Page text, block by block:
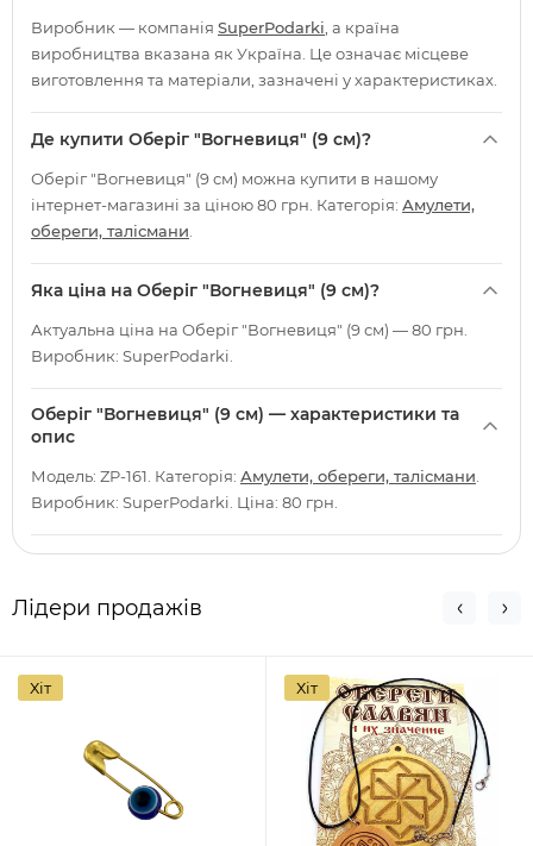
Виробник — компанія SuperPodarki , а країна
виробництва вказана як Україна. Це означає місцеве
виготовлення та матеріали, зазначені у характеристиках.
Де купити Оберіг "Вогневиця" (9 см)?
Оберіг "Вогневиця" (9 см) можна купити в нашому
інтернет-магазині за ціною 80 грн. Категорія: Амулети,
обереги, талісмани
Яка ціна на Оберіг "Вогневиця" (9 см)?
Актуальна ціна на Оберіг "Вогневиця" (9 см) — 80 грн.
Виробник: SuperPodarki.
Оберіг "Вогневиця" (9 см) — характеристики та
опис
Модель: ZP-161. Категорія: Амулети, обереги, талісмани
Виробник: SuperPodarki. Ціна: 80 грн.
Лідери продажів
Хіт Хіт